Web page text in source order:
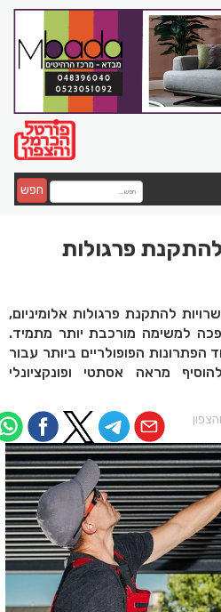
חפש
פרגולות
להתקנת פרגולות אלומיניום,
למשימה מורכבת יותר מתמיד.
הפתרונות הפופולריים ביותר עבור
מראה אסתטי ופונקציונלי